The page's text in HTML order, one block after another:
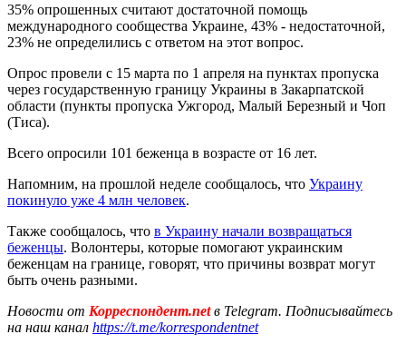
35% опрошенных считают достаточной помощь
международного сообщества Украине, 43% - недостаточной,
23% не определились с ответом на этот вопрос.
Опрос провели с 15 марта по 1 апреля на пунктах пропуска
через государственную границу Украины в Закарпатской
области (пункты пропуска Ужгород, Малый Березный и Чоп
(Тиса).
Всего опросили 101 беженца в возрасте от 16 лет.
Напомним, на прошлой неделе сообщалось, что Украину
покинуло уже 4 млн человек.
Также сообщалось, что в Украину начали возвращаться
беженцы. Волонтеры, которые помогают украинским
беженцам на границе, говорят, что причины возврат могут
быть очень разными.
Новости от Корреспондент.netв Telegram. Подписывайтесь
на наш канал https://t.me/korrespondentnet